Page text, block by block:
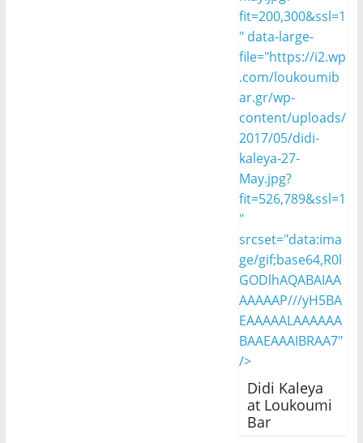
fit=200,300&ssl=1
" data-large-
file="https://i2.wp
.com/loukoumib
ar.gr/wp-
content/uploads/
2017/05/didi-
kaleya-27-
May.jpg?
fit=526,789&ssl=1
"
srcset="data:ima
ge/gif;base64,R0l
GODlhAQABAIAA
AAAAAP///yH5BA
EAAAAALAAAAAA
BAAEAAAIBRAA7"
/>
Didi Kaleya
at Loukoumi
Bar